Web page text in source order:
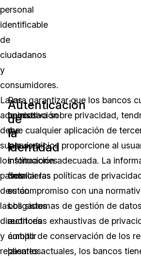
personal
identificable
de
ciudadanos
y
consumidores.
La
administración
debe
supervisar
los
pasos
de
las
directrices
y
repasarlos
Autenticación
de
la
identidad
Los
bancos
y
las
instituciones
financieras
están
obligados
a
cumplir
la
Para garantizar que los bancos
normativa sobre privacidad,
que cualquier aplicación de
sus servicios proporcione al
información adecuada. La
detallar las políticas de
su compromiso con una
Los sistemas de gestión de
auditorías exhaustivas de
ámbito de conservación de los
clientes actuales, los bancos